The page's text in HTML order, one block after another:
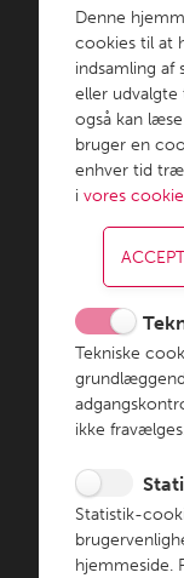
opskrifter
Specialiteter
dagens lys
1920
Denne
cookies til at
indsamling af
eller
også kan
bruger en
enhver tid
i vores
Tekniske
ikke
Statistik-
hjemmeside.